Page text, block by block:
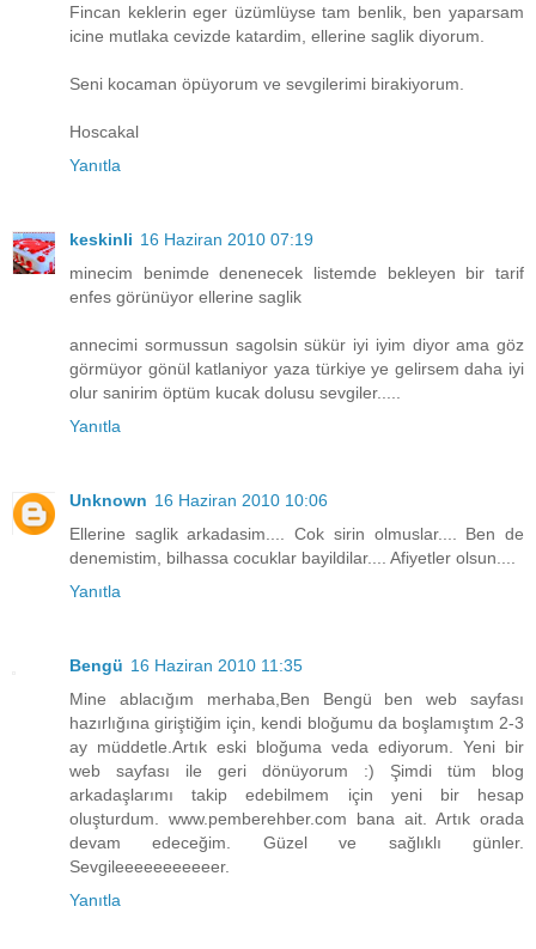
Fincan keklerin eger üzümlüyse tam benlik, ben yaparsam
icine mutlaka cevizde katardim, ellerine saglik diyorum.
Seni kocaman öpüyorum ve sevgilerimi birakiyorum.
Hoscakal
Yanıtla
keskinli 16 Haziran 2010 07:19
minecim benimde denenecek listemde bekleyen bir tarif
enfes görünüyor ellerine saglik
annecimi sormussun sagolsin sükür iyi iyim diyor ama göz
görmüyor gönül katlaniyor yaza türkiye ye gelirsem daha iyi
olur sanirim öptüm kucak dolusu sevgiler.....
Yanıtla
Unknown 16 Haziran 2010 10:06
Ellerine saglik arkadasim.... Cok sirin olmuslar.... Ben de
denemistim, bilhassa cocuklar bayildilar.... Afiyetler olsun....
Yanıtla
Bengü 16 Haziran 2010 11:35
Mine ablacığım merhaba,Ben Bengü ben web sayfası
hazırlığına giriştiğim için, kendi bloğumu da boşlamıştım 2-3
ay müddetle.Artık eski bloğuma veda ediyorum. Yeni bir
web sayfası ile geri dönüyorum :) Şimdi tüm blog
arkadaşlarımı takip edebilmem için yeni bir hesap
oluşturdum. www.pemberehber.com bana ait. Artık orada
devam edeceğim. Güzel ve sağlıklı günler.
Sevgileeeeeeeeeeer.
Yanıtla